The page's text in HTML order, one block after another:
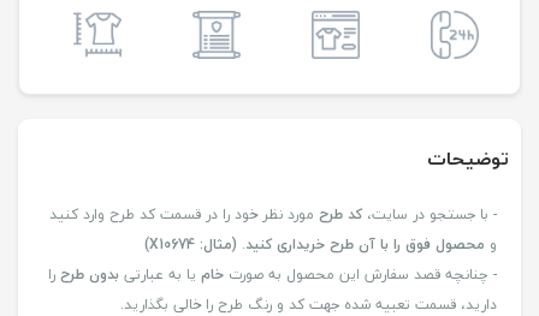
توضیحات
- با جستجو در سایت، کد طرح مورد نظر خود را در قسمت کد طرح وارد کنید
و محصول فوق را با آن طرح خریداری کنید. (مثال: X10674)
- چنانچه قصد سفارش این محصول به صورت خام یا به عبارتیبدون طرحرا
دارید، قسمت تعبیه شده جهت کد و رنگ طرح را خالی بگذارید.